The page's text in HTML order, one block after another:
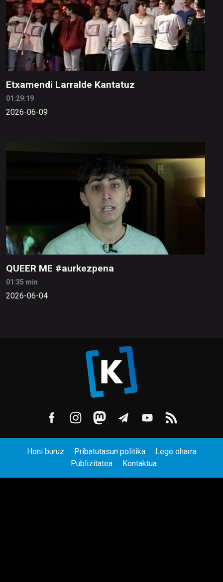
Etxamendi Larralde Kantatuz
01:29:19
2026-06-09
QUEER ME #aurkezpena
01:35 min
2026-06-04
Honi buruz Pribatutasun politika
Lege oharra
Publizitatea
Kontaktua